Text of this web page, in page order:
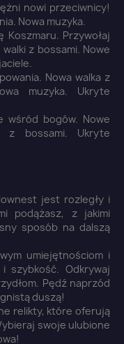
nowi przeciwnicy!
Nowa muzyka.
Koszmaru. Przywołaj
z bossami. Nowe
Nowa walka z
muzyka. Ukryte
wśród bogów. Nowe
z bossami. Ukryte
jest rozległy i
podążasz, z jakimi
sposób na dalszą
umiejętnościom i
szybkość. Odkrywaj
Pędź naprzód
duszą!
relikty, które oferują
swoje ulubione
×